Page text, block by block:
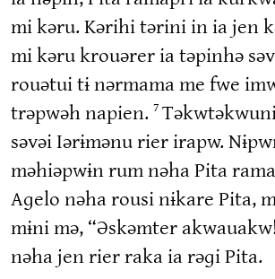
mi kəru. Kərihi tərini in ia jen
mi kəru krouərer ia təpinhə
rouətui tɨ nərmama me fwe
trəpwəh napien. 7
səvəi Iərɨmənu rier irapw.
məhiəpwɨn rum nəha Pita
Aɡelo nəha rousi nɨkare Pita,
mɨni mə, “Əskəmter
nəha jen rier raka ia rəɡi Pita.